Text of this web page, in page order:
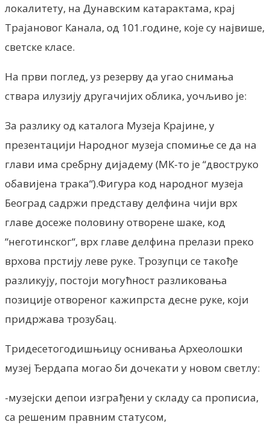
локалитету, на Дунавским катарактама, крај
Трајановог Канала, од 101.године, које су највише,
светске класе.
На први поглед, уз резерву да угао снимања
ствара илузију другачијих облика, уочљиво је:
За разлику од каталога Музеја Крајине, у
презентацији Народног музеја спомиње се да на
глави има сребрну дијадему (МК-то је “двоструко
обавијена трака“).Фигура код народног музеја
Београд садржи представу делфина чији врх
главе досеже половину отворене шаке, код
“неготинског“, врх главе делфина прелази преко
врхова прстију леве руке. Трозупци се такође
разликују, постоји могућност разликовања
позиције отвореног кажипрста десне руке, који
придржава трозубац.
Тридесетогодишњицу оснивања Археолошки
музеј Ђердапа могао би дочекати у новом светлу:
-музејски депои изграђени у складу са прописиа,
са решеним правним статусом,